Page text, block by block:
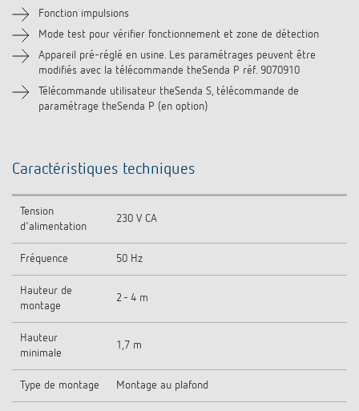
Fonction impulsions
Mode test pour vérifier fonctionnement et zone de détection
Appareil pré-réglé en usine. Les paramétrages peuvent être
modifiés avec la télécommande theSenda P réf. 9070910
Télécommande utilisateur theSenda S, télécommande de
paramétrage theSenda P (en option)
Caractéristiques techniques
Tension
d'alimentation
230 V CA
Fréquence 50 Hz
Hauteur de
montage
2 - 4 m
Hauteur
minimale
1,7 m
Type de montage Montage au plafond